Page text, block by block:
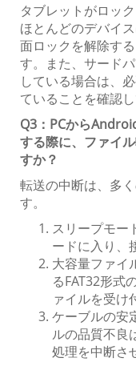
タブレットがロッ
ほとんどのデバイ
面ロックを解除す
す。また、サード
している場合は、
ていることを確認し
Q3：PCから
する際に、ファイ
すか？
転送の中断は、多
す。
スリープモー
ードに入り、
大容量ファイ
るFAT32形式
ァイルを受け
ケーブルの安
ルの品質不良
処理を中断さ